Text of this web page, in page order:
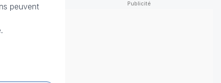
peuvent